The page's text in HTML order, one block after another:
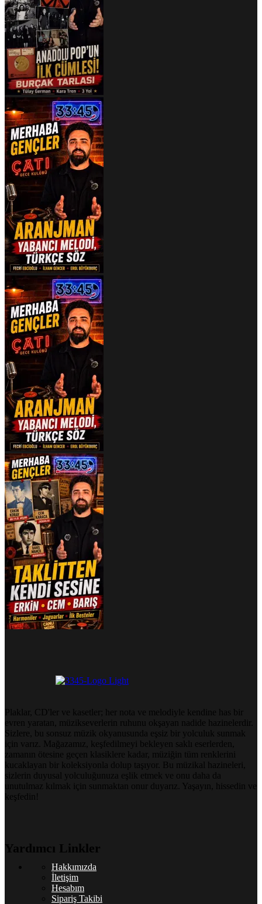
Plaklar, CD'ler ve kasetler; her nota ve melodiyle kendine has bir
evren yaratan, müzikseverlerin ruhunu okşayan nadide hazinelerdir.
Sizlere, bu sonsuz müzik okyanusunda eşsiz bir yolculuk sunmak
için varız. Mağazamız, keşfedilmeyi bekleyen saklı eserlerden,
zamanın ötesine geçen klasiklere kadar, müziğin tüm renklerini
kucaklayan bir koleksiyonla dolup taşıyor. Bu müzikal hazineleri,
sizlerin duyusal yolculuğunuza eşlik etmek ve onu daha da
unutulmaz kılmak için sunmaktan onur duyarız. Yaşayın, hissedin ve
keşfedin!
Yardımcı Linkler
Hakkımızda
İletişim
Hesabım
Sipariş Takibi